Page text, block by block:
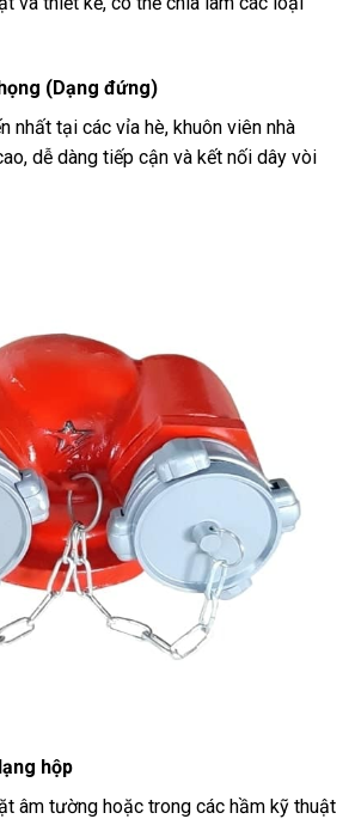
(Dạng đứng)
nhất tại các vỉa hè, khuôn viên nhà
dễ dàng tiếp cận và kết nối dây vòi
hộp
âm tường hoặc trong các hầm kỹ thuật